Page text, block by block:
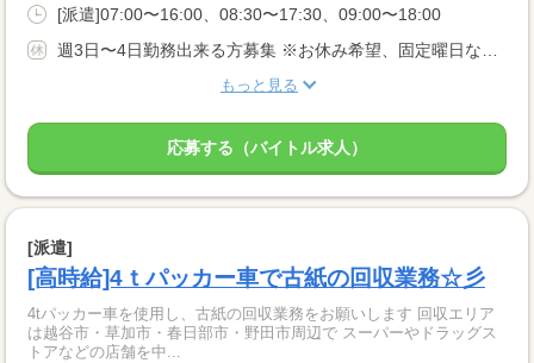
[派遣]07:00〜16:00、08:30〜17:30、09:00〜18:00
週3日〜4日勤務出来る方募集 ※お休み希望、固定曜日などお気軽にご相談ください★ あなたのライフスタイルに合わせてお仕事をお探し致します！
もっと見る
応募する（バイトル求人）
[派遣]
[高時給]4ｔパッカー車で古紙の回収業務☆彡
4tパッカー車を使用し、古紙の回収業務をお願いします 回収エリア
は越谷市・草加市・春日部市・野田市周辺で スーパーやドラッグス
トアなどの店舗を中...